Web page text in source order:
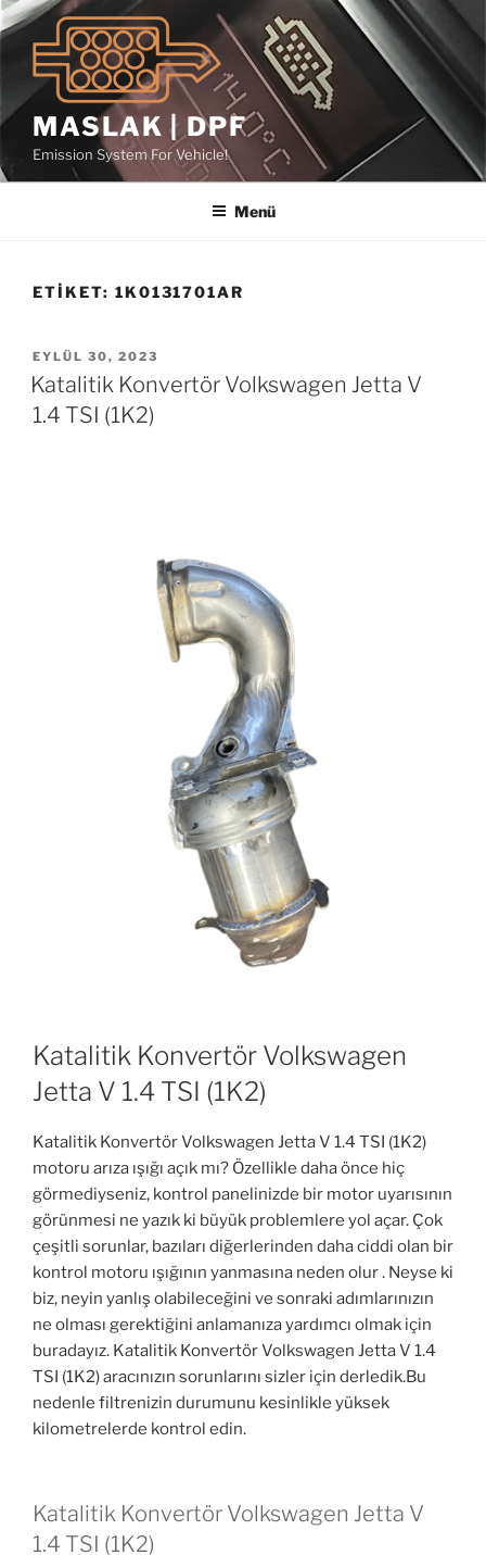
İçeriğe
geç
MASLAK | DPF
Emission System For Vehicle!
Menü
ETIKET: 1K0131701AR
YAYIM
TARIHI
EYLÜL 30, 2023
Katalitik Konvertör Volkswagen Jetta V
1.4 TSI (1K2)
Katalitik Konvertör Volkswagen
Jetta V 1.4 TSI (1K2)
Katalitik Konvertör Volkswagen Jetta V 1.4 TSI (1K2)
motoru arıza ışığı açık mı? Özellikle daha önce hiç
görmediyseniz, kontrol panelinizde bir motor uyarısının
görünmesi ne yazık ki büyük problemlere yol açar. Çok
çeşitli sorunlar, bazıları diğerlerinden daha ciddi olan bir
kontrol motoru ışığının yanmasına neden olur . Neyse ki
biz, neyin yanlış olabileceğini ve sonraki adımlarınızın
ne olması gerektiğini anlamanıza yardımcı olmak için
buradayız. Katalitik Konvertör Volkswagen Jetta V 1.4
TSI (1K2) aracınızın sorunlarını sizler için derledik.Bu
nedenle filtrenizin durumunu kesinlikle yüksek
kilometrelerde kontrol edin.
Katalitik Konvertör Volkswagen Jetta V
1.4 TSI (1K2)